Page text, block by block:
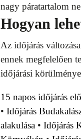
nagy páratartalom
Hogyan
Az időjárás
ennek megfelelően
időjárási
15 napos időjárás
• Időjárás
alakulása • Időjárás